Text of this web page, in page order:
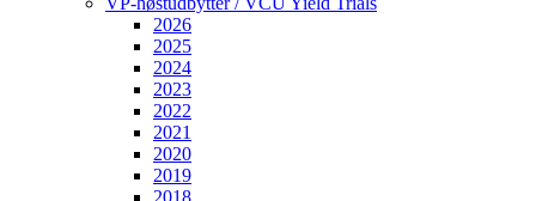
2026
2025
2024
2023
2022
2021
2020
2019